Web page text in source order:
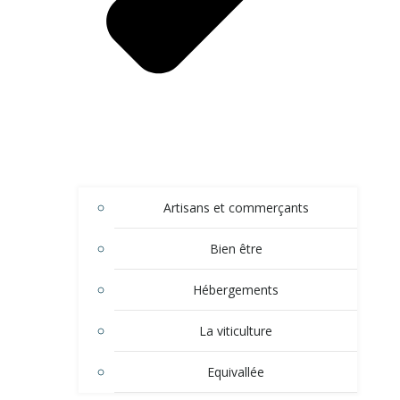
Artisans et commerçants
Bien être
Hébergements
La viticulture
Equivallée